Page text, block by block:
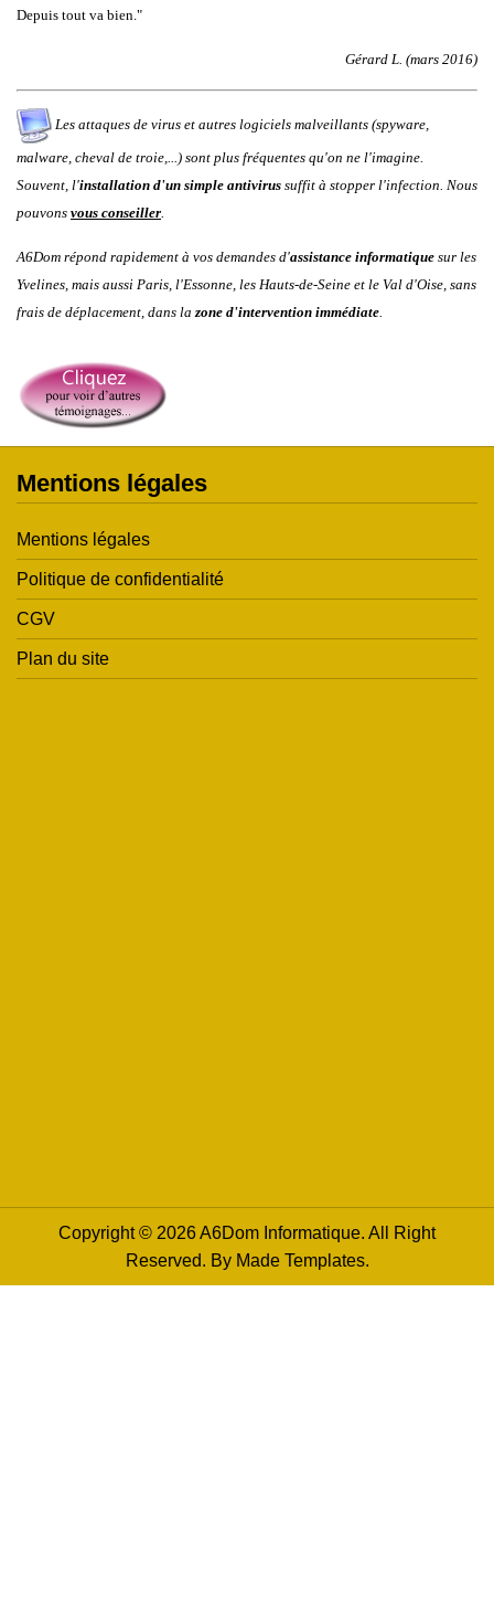
Depuis tout va bien."
Gérard L. (mars 2016)
Les attaques de virus et autres logiciels malveillants (spyware,
malware, cheval de troie,...) sont plus fréquentes qu'on ne l'imagine.
Souvent, l'installation d'un simple antivirus suffit à stopper l'infection. Nous
pouvons vous conseiller.
A6Dom répond rapidement à vos demandes d'assistance informatique sur les
Yvelines, mais aussi Paris, l'Essonne, les Hauts-de-Seine et le Val d'Oise, sans
frais de déplacement, dans lazone d'intervention immédiate.
Mentions légales
Mentions légales
Politique de confidentialité
CGV
Plan du site
Copyright © 2026 A6Dom Informatique. All Right
Reserved. By Made Templates.